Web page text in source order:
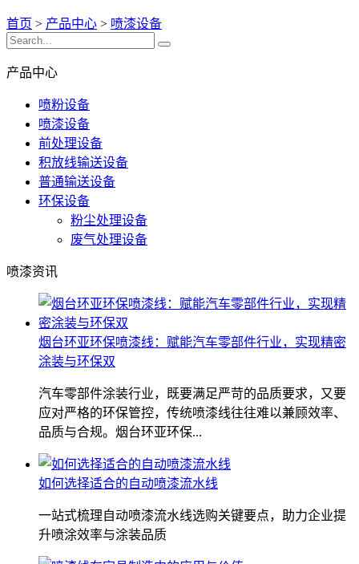
首页 > 产品中心 > 喷漆设备
产品中心
喷粉设备
喷漆设备
前处理设备
积放线输送设备
普通输送设备
环保设备
粉尘处理设备
废气处理设备
喷漆资讯
烟台环亚环保喷漆线：赋能汽车零部件行业，实现精密
涂装与环保双
汽车零部件涂装行业，既要满足严苛的品质要求，又要
应对严格的环保管控，传统喷漆线往往难以兼顾效率、
品质与合规。烟台环亚环保...
如何选择适合的自动喷漆流水线
一站式梳理自动喷漆流水线选购关键要点，助力企业提
升喷涂效率与涂装品质